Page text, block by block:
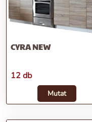
CYRA NEW
12 db
Mutat